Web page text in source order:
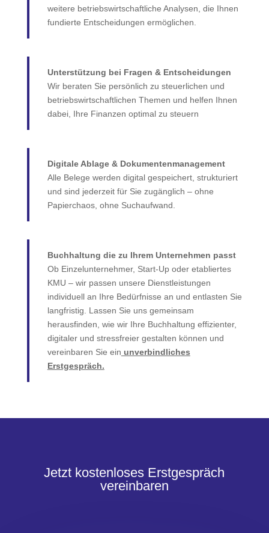
weitere betriebswirtschaftliche Analysen, die Ihnen
fundierte Entscheidungen ermöglichen.
Unterstützung bei Fragen & Entscheidungen
Wir beraten Sie persönlich zu steuerlichen und
betriebswirtschaftlichen Themen und helfen Ihnen
dabei, Ihre Finanzen optimal zu steuern
Digitale Ablage & Dokumentenmanagement
Alle Belege werden digital gespeichert, strukturiert
und sind jederzeit für Sie zugänglich – ohne
Papierchaos, ohne Suchaufwand.
Buchhaltung die zu Ihrem Unternehmen passt
Ob Einzelunternehmer, Start-Up oder etabliertes
KMU – wir passen unsere Dienstleistungen
individuell an Ihre Bedürfnisse an und entlasten Sie
langfristig. Lassen Sie uns gemeinsam
herausfinden, wie wir Ihre Buchhaltung effizienter,
digitaler und stressfreier gestalten können und
vereinbaren Sie ein unverbindliches
Erstgespräch.
Jetzt kostenloses Erstgespräch
vereinbaren